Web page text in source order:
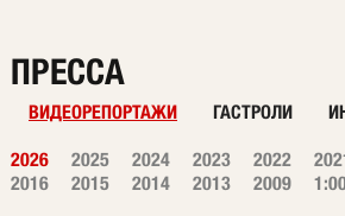
ПРЕССА
ВИДЕОРЕПОРТАЖИ ГАСТРОЛИ
2026 2025 2024 2023 2022
2016
2015 2014 2013 2009